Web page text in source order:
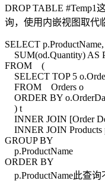
DROP TABLE
询，使用内嵌视图取代
SELECT p.ProductName,
SUM(od.Quantity) AS
FROM (
SELECT TOP 5
FROM Orders o
ORDER BY
) t
INNER JOIN [Order
INNER JOIN Products
GROUP BY
p.ProductName
ORDER BY
p.ProductName此查